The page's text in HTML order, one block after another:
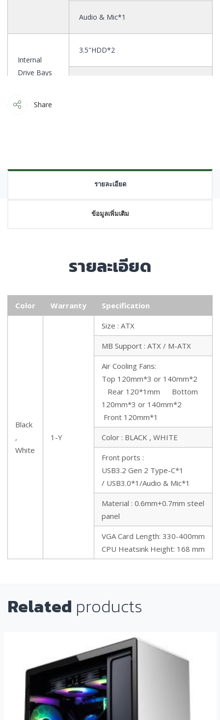
Audio & Mic*1
Internal
Drive Bays
3.5″HDD*2
Rear 120*1mm
Bottom 120mm*3 or 140mm*2
Top 240/280/360*1 Rear 120*1
Bottom 240/360*1
205*407*452 mm
(L x W x H)
Share
รายละเอียด
ข้อมูลเพิ่มเติม
รายละเอียด
Color Warranty Specification
Black
,
White
1-Y
Size : ATX
MB Support : ATX / M-ATX
Air Cooling Fans:
Top 120mm*3 or 140mm*2
Rear 120*1mm Bottom
120mm*3 or 140mm*2
Front 120mm*1
Color : BLACK , WHITE
Front ports :
USB3.2 Gen 2 Type-C*1
/ USB3.0*1/Audio & Mic*1
Material : 0.6mm+0.7mm steel
panel
VGA Card Length: 330-400mm
CPU Heatsink Height: 168 mm
Related products